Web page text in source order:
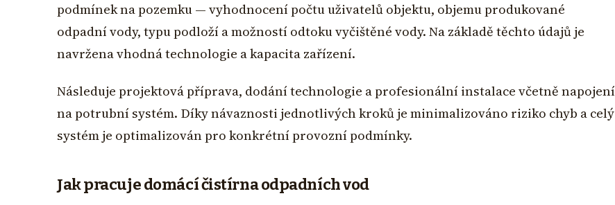
podmínek na pozemku — vyhodnocení počtu uživatelů objektu, objemu produkované
odpadní vody, typu podloží a možností odtoku vyčištěné vody. Na základě těchto údajů je
navržena vhodná technologie a kapacita zařízení.
Následuje projektová příprava, dodání technologie a profesionální instalace včetně napojení
na potrubní systém. Díky návaznosti jednotlivých kroků je minimalizováno riziko chyb a celý
systém je optimalizován pro konkrétní provozní podmínky.
Jak pracuje domácí čistírna odpadních vod